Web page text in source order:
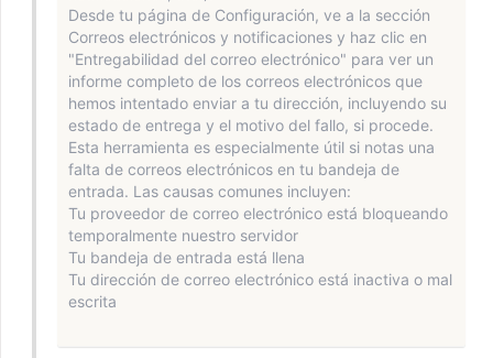
Desde tu página de Configuración, ve a la sección
Correos electrónicos y notificaciones y haz clic en
"Entregabilidad del correo electrónico" para ver un
informe completo de los correos electrónicos que
hemos intentado enviar a tu dirección, incluyendo su
estado de entrega y el motivo del fallo, si procede.
Esta herramienta es especialmente útil si notas una
falta de correos electrónicos en tu bandeja de
entrada. Las causas comunes incluyen:
Tu proveedor de correo electrónico está bloqueando
temporalmente nuestro servidor
Tu bandeja de entrada está llena
Tu dirección de correo electrónico está inactiva o mal
escrita